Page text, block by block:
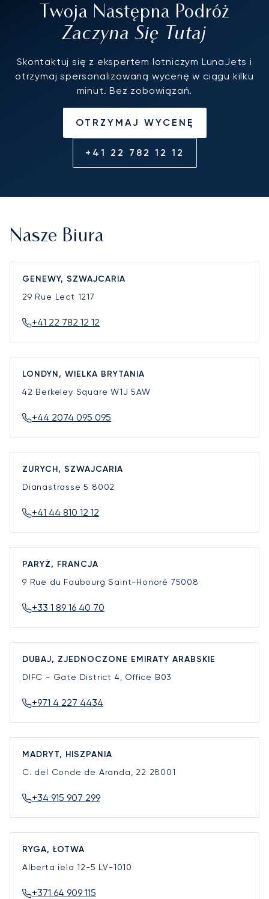
Twoja Następna Podróż
Zaczyna Się Tutaj
Skontaktuj się z ekspertem lotniczym LunaJets i
otrzymaj spersonalizowaną wycenę w ciągu kilku
minut. Bez zobowiązań.
OTRZYMAJ WYCENĘ
+41 22 782 12 12
Nasze Biura
GENEWY, SZWAJCARIA
29 Rue Lect 1217
+41 22 782 12 12
LONDYN, WIELKA BRYTANIA
42 Berkeley SquareW1J 5AW
+44 2074 095 095
ZURYCH, SZWAJCARIA
Dianastrasse 5 8002
+41 44 810 12 12
PARYŻ, FRANCJA
9 Rue du Faubourg Saint-Honoré 75008
+33 1 89 16 40 70
DUBAJ, ZJEDNOCZONE EMIRATY ARABSKIE
DIFC - Gate District 4, Office B03
+971 4 227 4434
MADRYT, HISZPANIA
C. del Conde de Aranda, 22 28001
+34 915 907 299
RYGA, ŁOTWA
Alberta iela 12-5 LV-1010
+371 64 909 115